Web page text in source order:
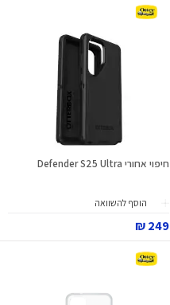
חיפוי אחורי Defender S25 Ultra
הוסף להשוואה
249 ₪